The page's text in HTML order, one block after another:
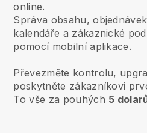
online.
Správa obsahu,
kalendáře a zákaznické
pomocí mobilní aplikace.
Převezměte kontrolu,
poskytněte zákazníkovi
To vše za pouhých 5